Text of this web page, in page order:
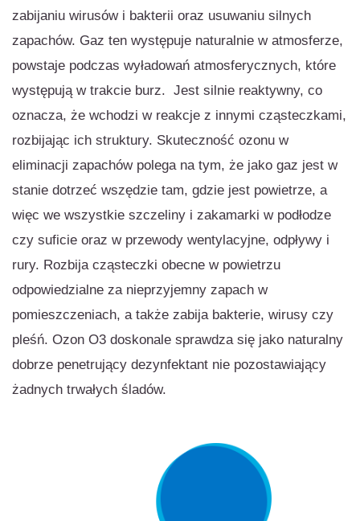
zabijaniu wirusów i bakterii oraz usuwaniu silnych
zapachów. Gaz ten występuje naturalnie w atmosferze,
powstaje podczas wyładowań atmosferycznych, które
występują w trakcie burz. Jest silnie reaktywny, co
oznacza, że wchodzi w reakcje z innymi cząsteczkami,
rozbijając ich struktury. Skuteczność ozonu w
eliminacji zapachów polega na tym, że jako gaz jest w
stanie dotrzeć wszędzie tam, gdzie jest powietrze, a
więc we wszystkie szczeliny i zakamarki w podłodze
czy suficie oraz w przewody wentylacyjne, odpływy i
rury. Rozbija cząsteczki obecne w powietrzu
odpowiedzialne za nieprzyjemny zapach w
pomieszczeniach, a także zabija bakterie, wirusy czy
pleśń. Ozon O3 doskonale sprawdza się jako naturalny
dobrze penetrujący dezynfektant nie pozostawiający
żadnych trwałych śladów.